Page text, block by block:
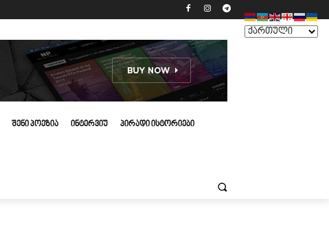
ᲨᲔᲜᲘ ᲞᲝᲔᲖᲘᲐ ᲘᲜᲢᲔᲠᲕᲘᲣ ᲞᲘᲠᲐᲓᲘ ᲘᲡᲢᲝᲠᲘᲔᲑᲘ